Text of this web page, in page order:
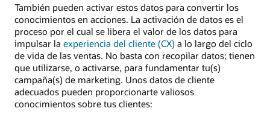
También pueden activar estos datos para convertir los
conocimientos en acciones. La activación de datos es el
proceso por el cual se libera el valor de los datos para
impulsar la experiencia del cliente (CX) a lo largo del ciclo
de vida de las ventas. No basta con recopilar datos; tienen
que utilizarse, o activarse, para fundamentar tu(s)
campaña(s) de marketing. Unos datos de cliente
adecuados pueden proporcionarte valiosos
conocimientos sobre tus clientes: